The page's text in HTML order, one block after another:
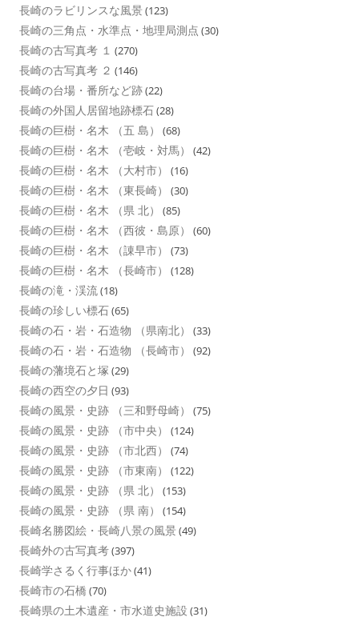
長崎のラビリンスな風景 (123)
長崎の三角点・水準点・地理局測点 (30)
長崎の古写真考 １ (270)
長崎の古写真考 ２ (146)
長崎の台場・番所など跡(22)
長崎の外国人居留地跡標石(28)
長崎の巨樹・名木 （五 島） (68)
長崎の巨樹・名木 （壱岐・対馬） (42)
長崎の巨樹・名木 （大村市） (16)
長崎の巨樹・名木 （東長崎） (30)
長崎の巨樹・名木 （県 北） (85)
長崎の巨樹・名木 （西彼・島原） (60)
長崎の巨樹・名木 （諌早市） (73)
長崎の巨樹・名木 （長崎市） (128)
長崎の滝・渓流(18)
長崎の珍しい標石(65)
長崎の石・岩・石造物 （県南北） (33)
長崎の石・岩・石造物 （長崎市） (92)
長崎の藩境石と塚 (29)
長崎の西空の夕日 (93)
長崎の風景・史跡 （三和野母崎） (75)
長崎の風景・史跡 （市中央） (124)
長崎の風景・史跡 （市北西） (74)
長崎の風景・史跡 （市東南） (122)
長崎の風景・史跡 （県 北） (153)
長崎の風景・史跡 （県 南） (154)
長崎名勝図絵・長崎八景の風景 (49)
長崎外の古写真考(397)
長崎学さるく行事ほか(41)
長崎市の石橋 (70)
長崎県の土木遺産・市水道史施設 (31)